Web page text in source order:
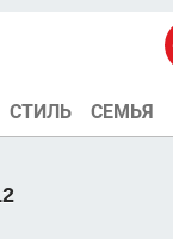
СТИЛЬ СЕМЬЯ